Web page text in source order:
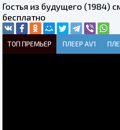
Гостья из будущего (1984)
бесплатно
ТОП ПРЕМЬЕР ПЛЕЕР AV1